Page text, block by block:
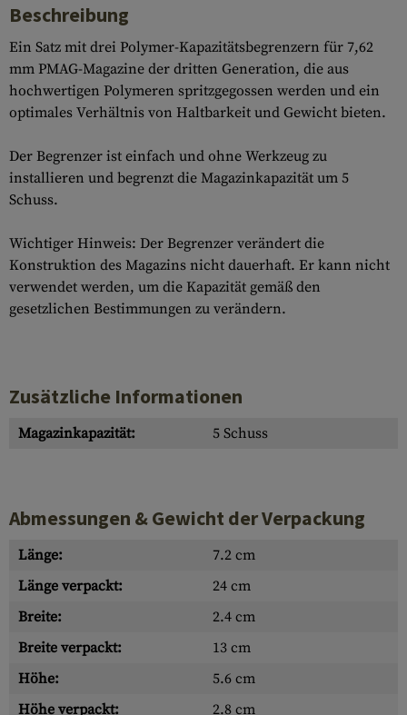
Beschreibung
Ein Satz mit drei Polymer-Kapazitätsbegrenzern für 7,62
mm PMAG-Magazine der dritten Generation, die aus
hochwertigen Polymeren spritzgegossen werden und ein
optimales Verhältnis von Haltbarkeit und Gewicht bieten.
Der Begrenzer ist einfach und ohne Werkzeug zu
installieren und begrenzt die Magazinkapazität um 5
Schuss.
Wichtiger Hinweis: Der Begrenzer verändert die
Konstruktion des Magazins nicht dauerhaft. Er kann nicht
verwendet werden, um die Kapazität gemäß den
gesetzlichen Bestimmungen zu verändern.
Zusätzliche Informationen
Magazinkapazität: 5 Schuss
Abmessungen & Gewicht der Verpackung
Länge:
7.2 cm
Länge verpackt:
24 cm
Breite:
2.4 cm
Breite verpackt:
13 cm
Höhe:
5.6 cm
Höhe verpackt:
2.8 cm